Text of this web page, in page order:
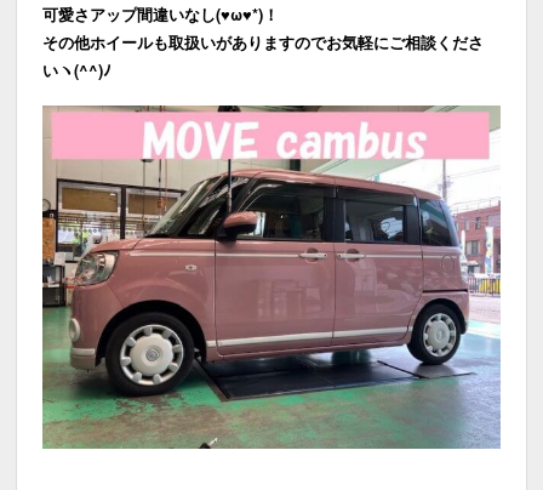
可愛さアップ間違いなし(♥ω♥*)！
その他ホイールも取扱いがありますのでお気軽にご相談くださ
いヽ(^^)ﾉ